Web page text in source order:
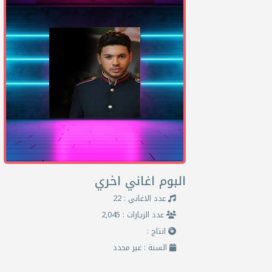
البوم اغاني اخري
عدد الاغاني : 22
عدد الزيارات : 2,045
انتاج :
السنة : غير محدد